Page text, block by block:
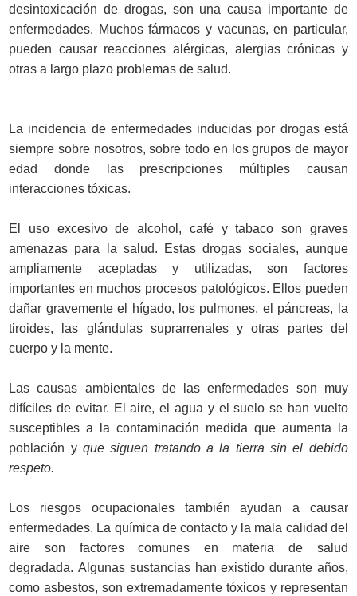
desintoxicación de drogas, son una causa importante de
enfermedades. Muchos fármacos y vacunas, en particular,
pueden causar reacciones alérgicas, alergias crónicas y
otras a largo plazo problemas de salud.
La incidencia de enfermedades inducidas por drogas está
siempre sobre nosotros, sobre todo en los grupos de mayor
edad donde las prescripciones múltiples causan
interacciones tóxicas.
El uso excesivo de alcohol, café y tabaco son graves
amenazas para la salud. Estas drogas sociales, aunque
ampliamente aceptadas y utilizadas, son factores
importantes en muchos procesos patológicos. Ellos pueden
dañar gravemente el hígado, los pulmones, el páncreas, la
tiroides, las glándulas suprarrenales y otras partes del
cuerpo y la mente.
Las causas ambientales de las enfermedades son muy
difíciles de evitar. El aire, el agua y el suelo se han vuelto
susceptibles a la contaminación medida que aumenta la
población y que siguen tratando a la tierra sin el debido
respeto.
Los riesgos ocupacionales también ayudan a causar
enfermedades. La química de contacto y la mala calidad del
aire son factores comunes en materia de salud
degradada. Algunas sustancias han existido durante años,
como asbestos, son extremadamente tóxicos y representan